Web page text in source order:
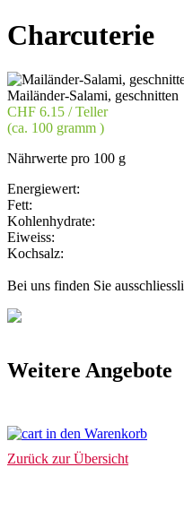
Charcuterie
Mailänder-Salami, geschnitten
CHF 6.15 / Teller
(ca. 100 gramm )
Nährwerte pro 100 g
Energiewert:
Fett:
Kohlenhydrate:
Eiweiss:
Kochsalz:
Bei uns finden Sie
in den Warenkorb
Zurück zur Übersicht
Weitere Angebote